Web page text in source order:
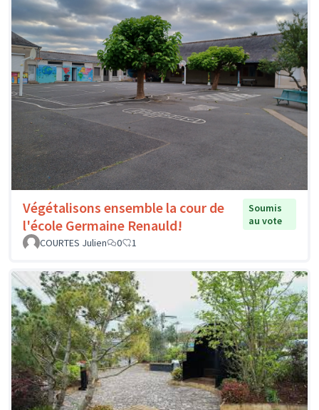
Végétalisons ensemble la cour de
l'école Germaine Renauld!
Soumis
au vote
COURTES Julien
0 1